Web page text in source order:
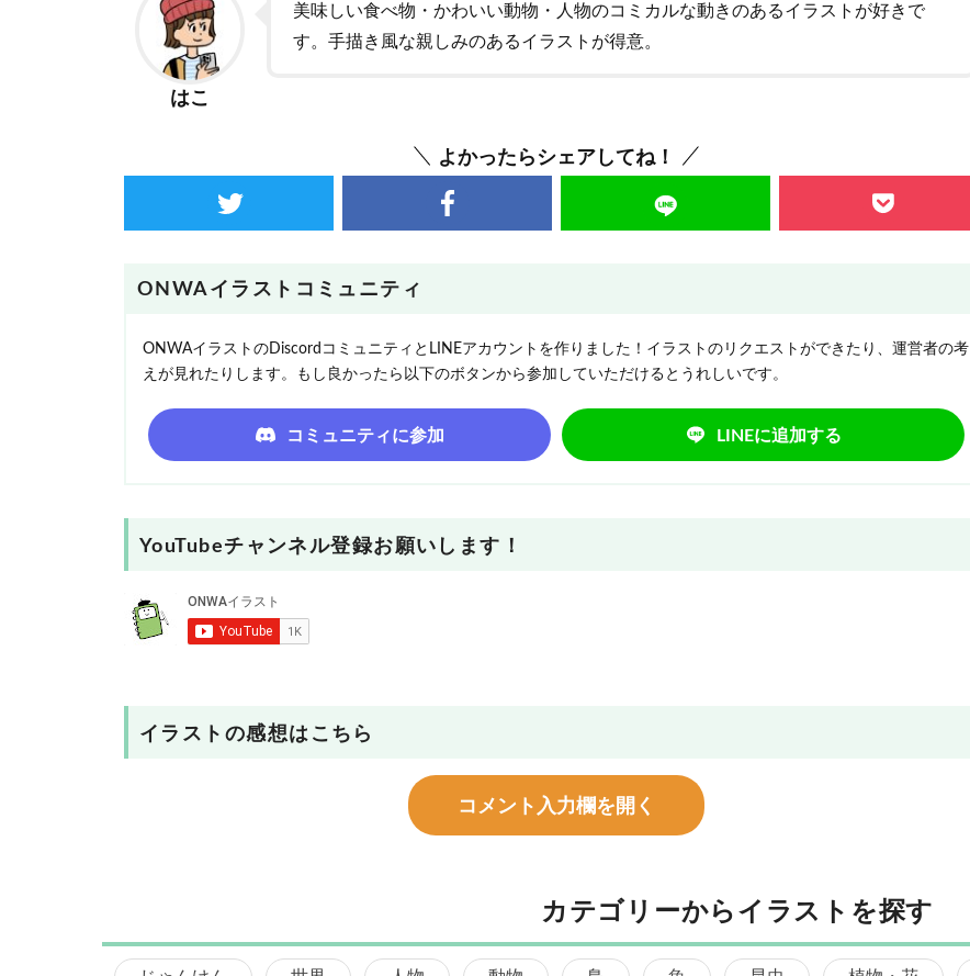
はこ
美味しい食べ物・かわいい動物・人物のコミカルな動きのあるイラストが好きで
す。手描き風な親しみのあるイラストが得意。
よかったらシェアしてね！
ONWAイラストコミュニティ
ONWAイラストのDiscordコミュニティとLINEアカウントを作りました！イラストのリクエストができたり、運営者の考
えが見れたりします。もし良かったら以下のボタンから参加していただけるとうれしいです。
コミュニティに参加 LINEに追加する
YouTubeチャンネル登録お願いします！
イラストの感想はこちら
コメント入力欄を開く
カテゴリーからイラストを探す